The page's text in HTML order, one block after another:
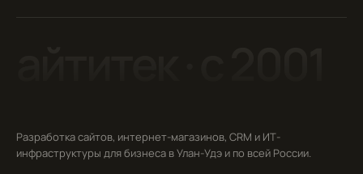
Разработка сайтов, интернет-магазинов, CRM и ИТ-
инфраструктуры для бизнеса в Улан-Удэ и по всей России.